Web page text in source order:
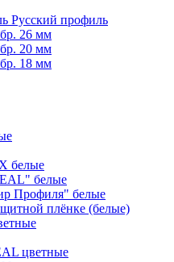
Русский профиль
26 мм
20 мм
18 мм
белые
белые
Профиля" белые
плёнке (белые)
цветные